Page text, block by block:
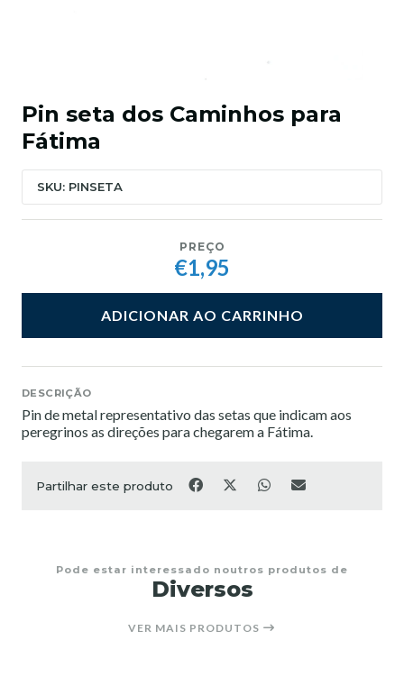
Pin seta dos Caminhos para
Fátima
SKU: PINSETA
PREÇO
€1,95
ADICIONAR AO CARRINHO
DESCRIÇÃO
Pin de metal representativo das setas que indicam aos
peregrinos as direções para chegarem a Fátima.
Partilhar este produto
Pode estar interessado noutros produtos de
Diversos
VER MAIS PRODUTOS